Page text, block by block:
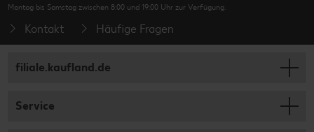
Montag bis Samstag zwischen 8:00 und 19:00 Uhr zur Verfügung.
Kontakt Häufige Fragen
filiale.kaufland.de
Service